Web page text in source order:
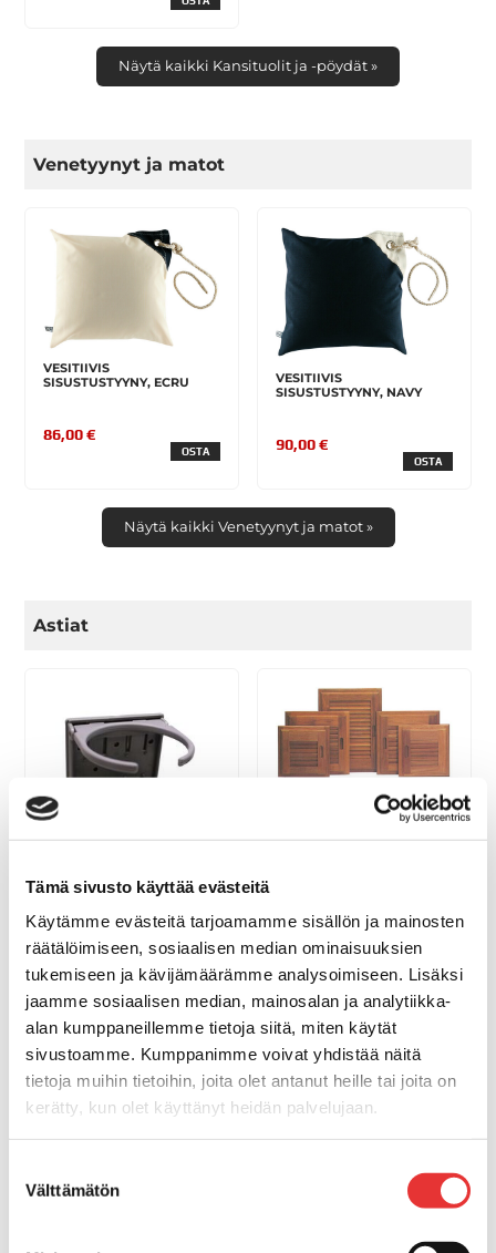
Tämä sivusto käyttää evästeitä
Käytämme evästeitä tarjoamamme sisällön ja mainosten
räätälöimiseen, sosiaalisen median ominaisuuksien
tukemiseen ja kävijämäärämme analysoimiseen. Lisäksi
jaamme sosiaalisen median, mainosalan ja analytiikka-
alan kumppaneillemme tietoja siitä, miten käytät
sivustoamme. Kumppanimme voivat yhdistää näitä
tietoja muihin tietoihin, joita olet antanut heille tai joita on
kerätty, kun olet käyttänyt heidän palvelujaan.
valinta
Välttämätön
Näytä kaikki Kansituolit ja -pöydät »
Venetyynyt ja matot
VESITIIVIS
SISUSTUSTYYNY, ECRU
86,00 €
OSTA
VESITIIVIS
SISUSTUSTYYNY, NAVY
90,00 €
OSTA
Näytä kaikki Venetyynyt ja matot »
Astiat
KOKOONTAITETTAVA
LASITELINE, HARMAA
OSTA
VENTTIILIOVI + KEHYS,
OIKEA 38X51CM